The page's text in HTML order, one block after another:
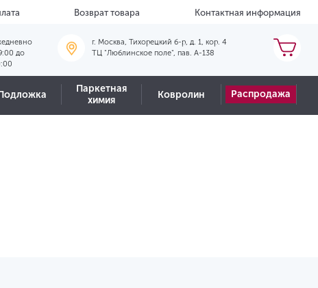
Возврат товара Контактная информация
до
г. Москва, Тихорецкий б-р, д. 1, кор. 4
ТЦ "Люблинское поле", пав. А-138
Паркетная
химия
Ковролин Распродажа